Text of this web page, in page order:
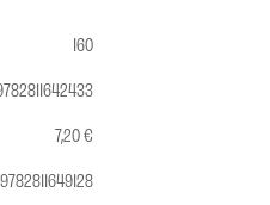
160
7,20 €
9782811649128